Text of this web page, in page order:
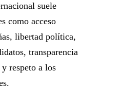
suele
como acceso
libertad política,
transparencia
respeto a los